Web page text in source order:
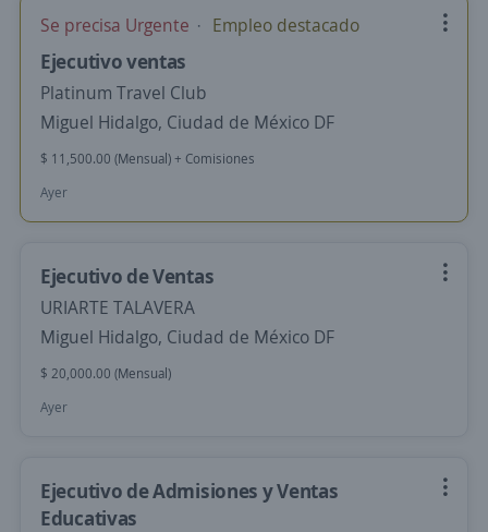
Se precisa Urgente Empleo destacado
Ejecutivo ventas
Platinum Travel Club
Miguel Hidalgo, Ciudad de México DF
$ 11,500.00 (Mensual) + Comisiones
Ayer
Ejecutivo de Ventas
URIARTE TALAVERA
Miguel Hidalgo, Ciudad de México DF
$ 20,000.00 (Mensual)
Ayer
Ejecutivo de Admisiones y Ventas
Educativas